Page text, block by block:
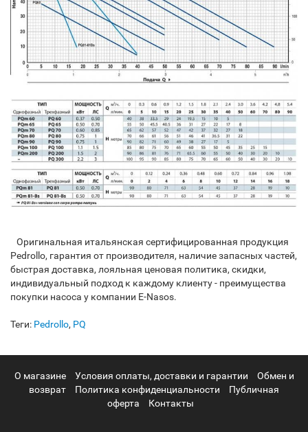
Оригинальная итальянская сертифицированная продукция
Pedrollo, гарантия от производителя, наличие запасных частей,
быстрая доставка, лояльная ценовая политика, скидки,
индивидуальный подход к каждому клиенту - преимущества
покупки насоса у компании E-Nasos.
Теги: Pedrollo, PQ
О магазине Условия оплаты, доставки и гарантии
Обмен и
возврат
Политика конфиденциальности
Публичная
оферта
Контакты